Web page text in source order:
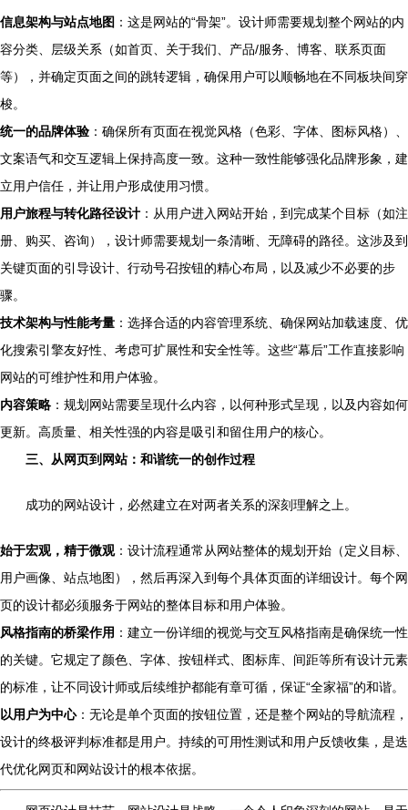
信息架构与站点地图 ：这是网站的“骨架”。设计师需要规划整个网站的内
容分类、层级关系（如首页、关于我们、产品/服务、博客、联系页面
等），并确定页面之间的跳转逻辑，确保用户可以顺畅地在不同板块间穿
梭。
统一的品牌体验 ：确保所有页面在视觉风格（色彩、字体、图标风格）、
文案语气和交互逻辑上保持高度一致。这种一致性能够强化品牌形象，建
立用户信任，并让用户形成使用习惯。
用户旅程与转化路径设计 ：从用户进入网站开始，到完成某个目标（如注
册、购买、咨询），设计师需要规划一条清晰、无障碍的路径。这涉及到
关键页面的引导设计、行动号召按钮的精心布局，以及减少不必要的步
骤。
技术架构与性能考量 ：选择合适的内容管理系统、确保网站加载速度、优
化搜索引擎友好性、考虑可扩展性和安全性等。这些“幕后”工作直接影响
网站的可维护性和用户体验。
内容策略 ：规划网站需要呈现什么内容，以何种形式呈现，以及内容如何
更新。高质量、相关性强的内容是吸引和留住用户的核心。
三、从网页到网站：和谐统一的创作过程
成功的网站设计，必然建立在对两者关系的深刻理解之上。
始于宏观，精于微观：设计流程通常从网站整体的规划开始（定义目标、
用户画像、站点地图），然后再深入到每个具体页面的详细设计。每个网
页的设计都必须服务于网站的整体目标和用户体验。
风格指南的桥梁作用 ：建立一份详细的视觉与交互风格指南是确保统一性
的关键。它规定了颜色、字体、按钮样式、图标库、间距等所有设计元素
的标准，让不同设计师或后续维护都能有章可循，保证“全家福”的和谐。
以用户为中心：无论是单个页面的按钮位置，还是整个网站的导航流程，
设计的终极评判标准都是用户。持续的可用性测试和用户反馈收集，是迭
代优化网页和网站设计的根本依据。